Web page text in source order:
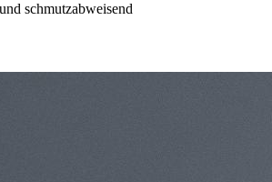
schmutzabweisend